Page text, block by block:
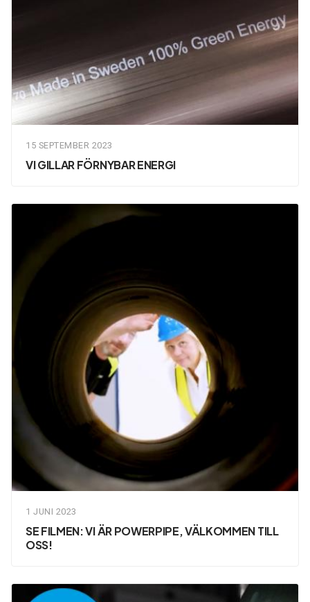
15 SEPTEMBER 2023
VI GILLAR FÖRNYBAR ENERGI
1 JUNI 2023
SE FILMEN: VI ÄR POWERPIPE, VÄLKOMMEN TILL
OSS!